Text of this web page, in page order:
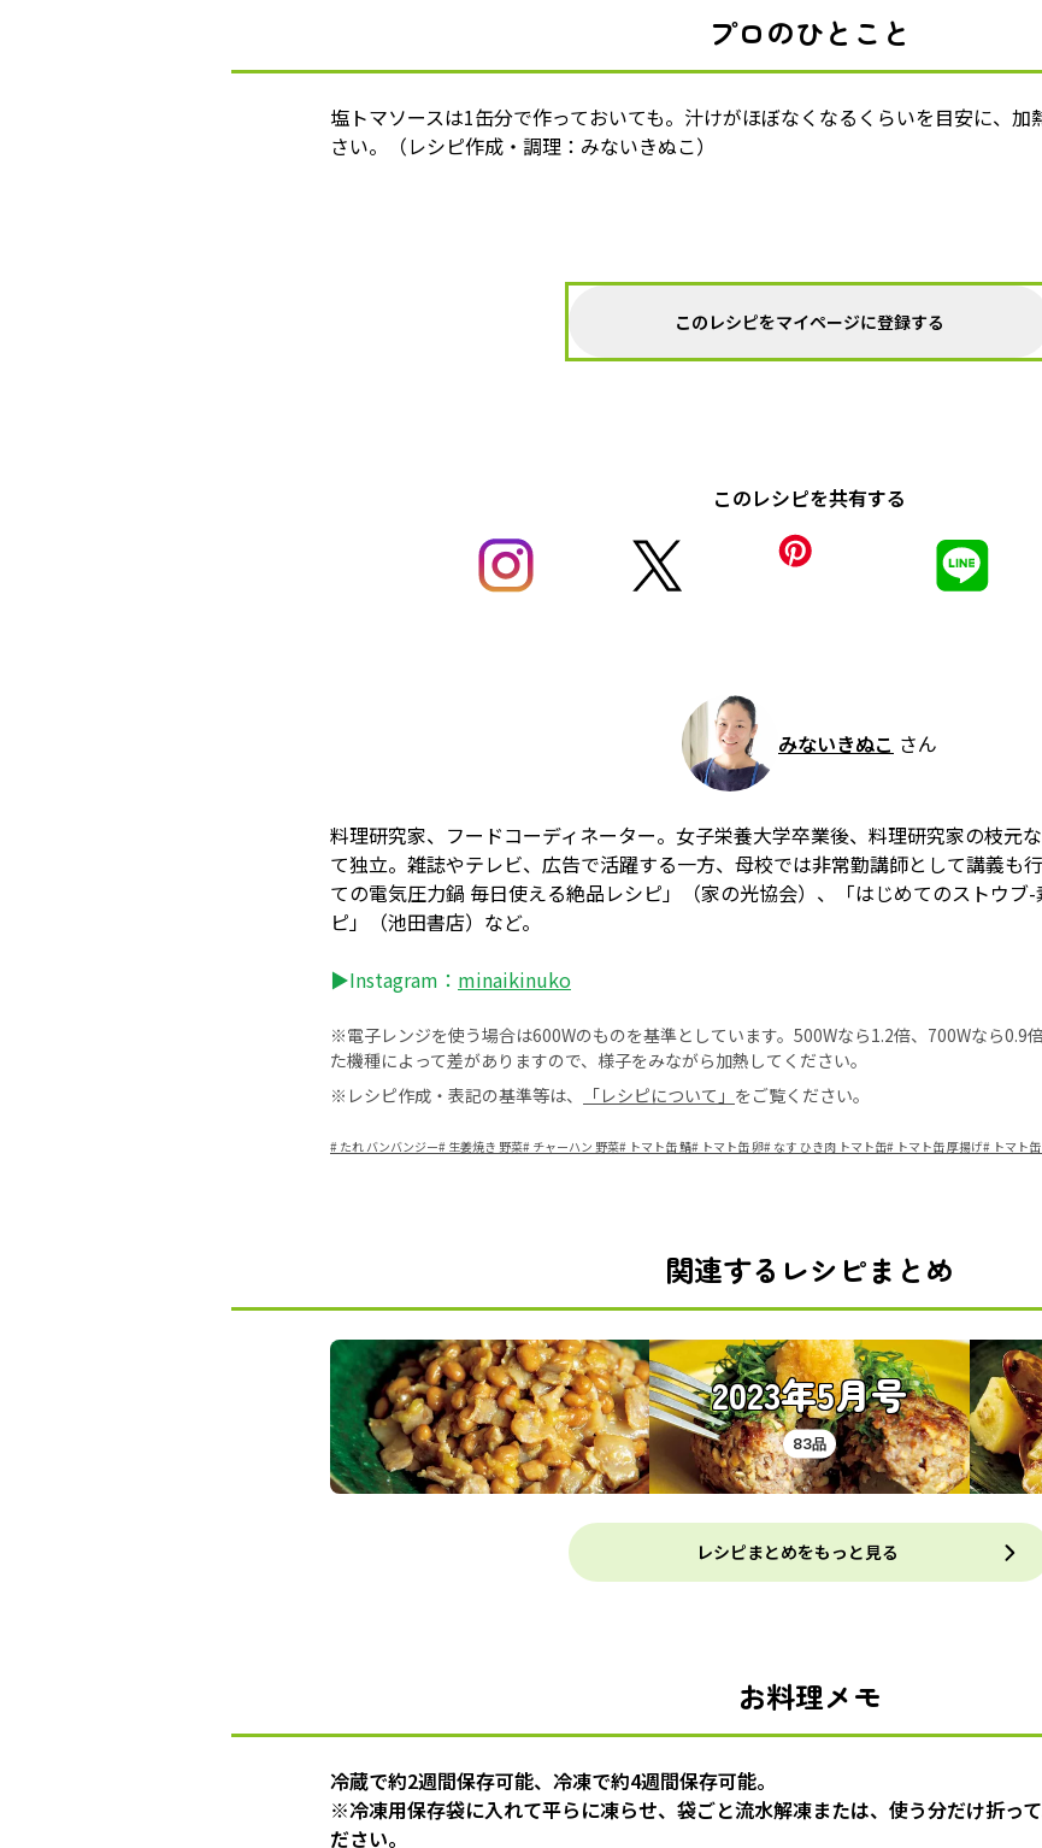
プロのひとこと
塩トマソースは1缶分で作っておいても。汁けがほぼなくなるくらいを目安に、
さい。（レシピ作成・調理：みないきぬこ）
このレシピをマイページに登録する
このレシピを共有する
みないきぬこ さん
料理研究家、フードコーディネーター。女子栄養大学卒業後、料理研究家の枝元
て独立。雑誌やテレビ、広告で活躍する一方、母校では非常勤講師として講義も
ての電気圧力鍋 毎日使える絶品レシピ」（家の光協会）、「はじめてのストウブ
ピ」（池田書店）など。
▶Instagram： minaikinuko
※電子レンジを使う場合は600Wのものを基準としています。500Wなら1.2倍、700Wなら0.9
た機種によって差がありますので、様子をみながら加熱してください。
※レシピ作成・表記の基準等は、
「レシピについて」 をご覧ください。
# たれ バンバンジー# 生姜焼き 野菜# チャーハン 野菜# トマト缶 鯖# トマト缶 卵# なす ひき肉 トマト缶# トマト缶 厚揚げ# トマト
関連するレシピまとめ
2023年5月号
83品
レシピまとめをもっと見る
お料理メモ
冷蔵で約2週間保存可能、冷凍で約4週間保存可能。
※冷凍用保存袋に入れて平らに凍らせ、袋ごと流水解凍または、使う分だけ折っ
ださい。